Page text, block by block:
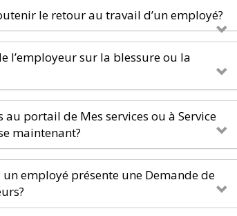
le retour au travail d’un employé?
l’employeur sur la blessure ou la
portail de Mes services ou à Service
maintenant?
employé présente une Demande de